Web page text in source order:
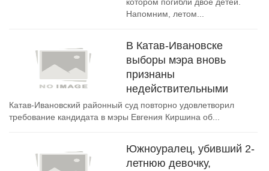
Напомним, летом...
В Катав-Ивановске
выборы мэра вновь
признаны
недействительными
Катав-Ивановский районный суд повторно удовлетворил
требование кандидата в мэры Евгения Киршина об...
Южноуралец, убивший 2-
летнюю девочку,